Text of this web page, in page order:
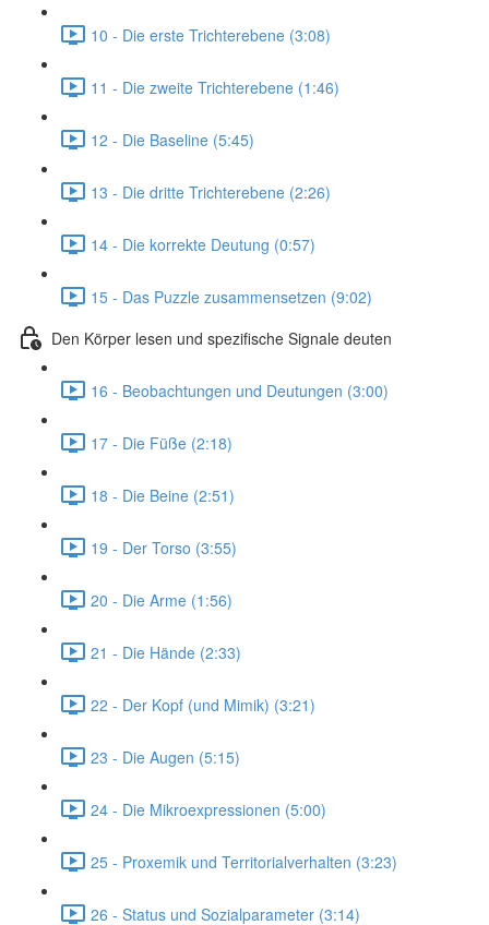
10 - Die erste Trichterebene (3:08)
11 - Die zweite Trichterebene (1:46)
12 - Die Baseline (5:45)
13 - Die dritte Trichterebene (2:26)
14 - Die korrekte Deutung (0:57)
15 - Das Puzzle zusammensetzen (9:02)
Den Körper lesen und spezifische Signale deuten
16 - Beobachtungen und Deutungen (3:00)
17 - Die Füße (2:18)
18 - Die Beine (2:51)
19 - Der Torso (3:55)
20 - Die Arme (1:56)
21 - Die Hände (2:33)
22 - Der Kopf (und Mimik) (3:21)
23 - Die Augen (5:15)
24 - Die Mikroexpressionen (5:00)
25 - Proxemik und Territorialverhalten (3:23)
26 - Status und Sozialparameter (3:14)